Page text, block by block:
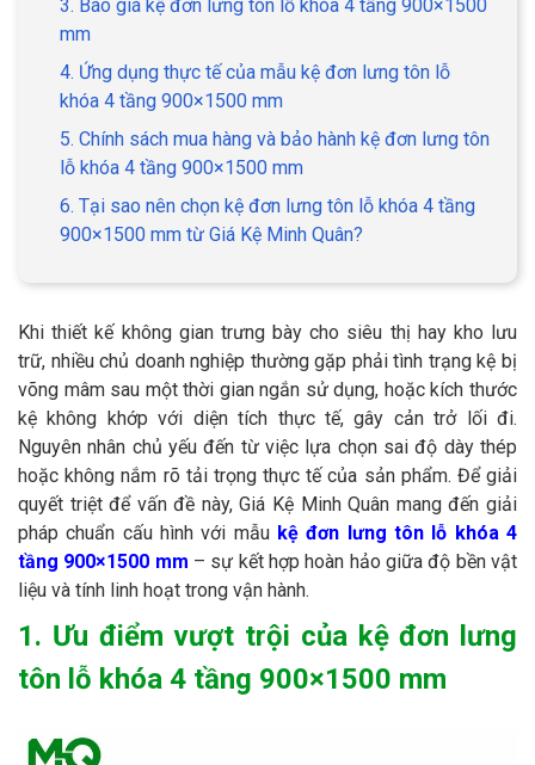
3. Báo giá kệ đơn lưng tôn lỗ khóa 4 tầng 900×1500
mm
4. Ứng dụng thực tế của mẫu kệ đơn lưng tôn lỗ
khóa 4 tầng 900×1500 mm
5. Chính sách mua hàng và bảo hành kệ đơn lưng tôn
lỗ khóa 4 tầng 900×1500 mm
6. Tại sao nên chọn kệ đơn lưng tôn lỗ khóa 4 tầng
900×1500 mm từ Giá Kệ Minh Quân?
Khi thiết kế không gian trưng bày cho siêu thị hay kho lưu
trữ, nhiều chủ doanh nghiệp thường gặp phải tình trạng kệ bị
võng mâm sau một thời gian ngắn sử dụng, hoặc kích thước
kệ không khớp với diện tích thực tế, gây cản trở lối đi.
Nguyên nhân chủ yếu đến từ việc lựa chọn sai độ dày thép
hoặc không nắm rõ tải trọng thực tế của sản phẩm. Để giải
quyết triệt để vấn đề này, Giá Kệ Minh Quân mang đến giải
pháp chuẩn cấu hình với mẫu kệ đơn lưng tôn lỗ khóa 4
tầng 900×1500 mm – sự kết hợp hoàn hảo giữa độ bền vật
liệu và tính linh hoạt trong vận hành.
1. Ưu điểm vượt trội của kệ đơn lưng
tôn lỗ khóa 4 tầng 900×1500 mm